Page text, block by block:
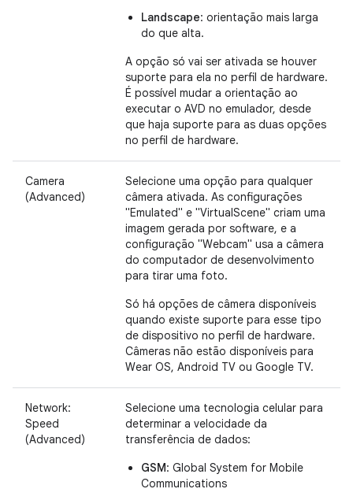
Landscape: orientação mais larga
do que alta.
A opção só vai ser ativada se houver
suporte para ela no perfil de hardware.
É possível mudar a orientação ao
executar o AVD no emulador, desde
que haja suporte para as duas opções
no perfil de hardware.
Camera
(Advanced)
Selecione uma opção para qualquer
câmera ativada. As configurações
"Emulated" e "VirtualScene" criam uma
imagem gerada por software, e a
configuração "Webcam" usa a câmera
do computador de desenvolvimento
para tirar uma foto.
Só há opções de câmera disponíveis
quando existe suporte para esse tipo
de dispositivo no perfil de hardware.
Câmeras não estão disponíveis para
Wear OS, Android TV ou Google TV.
Network:
Speed
(Advanced)
Selecione uma tecnologia celular para
determinar a velocidade da
transferência de dados:
GSM: Global System for Mobile
Communications